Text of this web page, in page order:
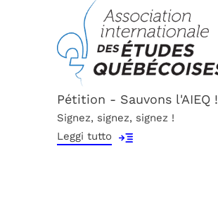
Pétition - Sauvons l'AIEQ !
Signez, signez, signez !
Leggi tutto